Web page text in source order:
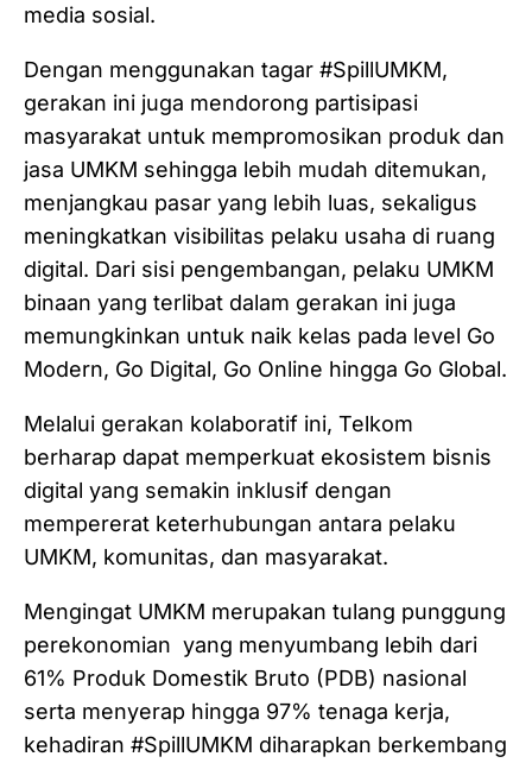
media sosial.
Dengan menggunakan tagar #SpillUMKM,
gerakan ini juga mendorong partisipasi
masyarakat untuk mempromosikan produk dan
jasa UMKM sehingga lebih mudah ditemukan,
menjangkau pasar yang lebih luas, sekaligus
meningkatkan visibilitas pelaku usaha di ruang
digital. Dari sisi pengembangan, pelaku UMKM
binaan yang terlibat dalam gerakan ini juga
memungkinkan untuk naik kelas pada level Go
Modern, Go Digital, Go Online hingga Go Global.
Melalui gerakan kolaboratif ini, Telkom
berharap dapat memperkuat ekosistem bisnis
digital yang semakin inklusif dengan
mempererat keterhubungan antara pelaku
UMKM, komunitas, dan masyarakat.
Mengingat UMKM merupakan tulang punggung
perekonomian yang menyumbang lebih dari
61% Produk Domestik Bruto (PDB) nasional
serta menyerap hingga 97% tenaga kerja,
kehadiran #SpillUMKM diharapkan berkembang